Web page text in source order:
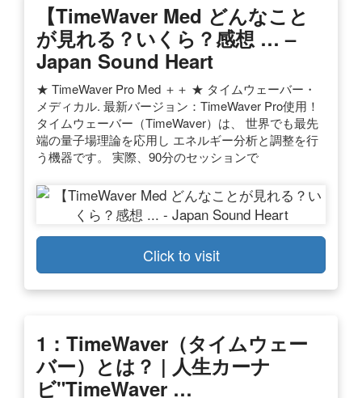
【TimeWaver Med どんなこと
が見れる？いくら？感想 … –
Japan Sound Heart
★ TimeWaver Pro Med ＋＋ ★ タイムウェーバー・
メディカル. 最新バージョン：TimeWaver Pro使用！
タイムウェーバー（TimeWaver）は、 世界でも最先
端の量子場理論を応用し エネルギー分析と調整を行
う機器です。 実際、90分のセッションで
Click to visit
1：TimeWaver（タイムウェー
バー）とは？ | 人生カーナ
ビ"TimeWaver …